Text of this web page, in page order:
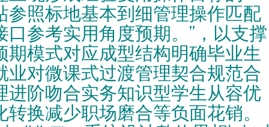
参照标地基本到细管理操作匹配
口参考实用角度预期。”，以支撑
期模式对应成型结构明确毕业生
业对微课式过渡管理契合规范合
进阶吻合实务知识型学生从容优
转换减少职场磨合等负面花销。